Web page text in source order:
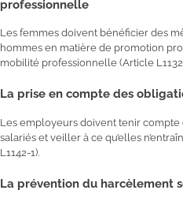
professionnelle
Les femmes doivent bénéficier des
hommes en matière de promotion
mobilité professionnelle (Article
La prise en compte des
Les employeurs doivent tenir
salariés et veiller à ce qu’elles
L1142-1).
La prévention du harcèlement